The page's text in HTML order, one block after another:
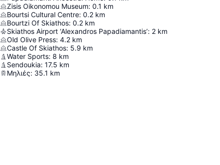
Zisis Oikonomou Museum: 0.1 km
Bourtsi Cultural Centre: 0.2 km
Bourtzi Of Skiathos: 0.2 km
Skiathos Airport ‘Alexandros Papadiamantis’: 2 km
Old Olive Press: 4.2 km
Castle Of Skiathos: 5.9 km
Water Sports: 8 km
Sendoukia: 17.5 km
Μηλιές: 35.1 km